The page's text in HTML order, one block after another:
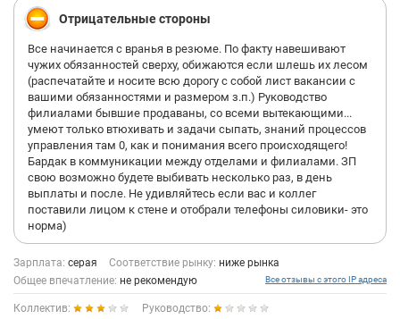
Отрицательные стороны
Все начинается с вранья в резюме. По факту навешивают
чужих обязанностей сверху, обижаются если шлешь их лесом
(распечатайте и носите всю дорогу с собой лист вакансии с
вашими обязанностями и размером з.п.) Руководство
филиалами бывшие продаваны, со всеми вытекающими...
умеют только втюхивать и задачи сыпать, знаний процессов
управления там 0, как и понимания всего происходящего!
Бардак в коммуникации между отделами и филиалами. ЗП
свою возможно будете выбивать несколько раз, в день
выплаты и после. Не удивляйтесь если вас и коллег
поставили лицом к стене и отобрали телефоны силовики- это
норма)
Зарплата: серая Соответствие рынку: ниже рынка
Общее впечатление: не рекомендую Все отзывы с этого IP адреса
Коллектив:
Руководство: